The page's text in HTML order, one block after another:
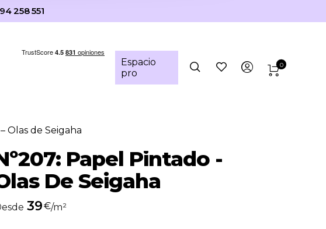
258 551
Espacio
pro
0
Olas de Seigaha
Papel Pintado -
De Seigaha
39€/m²